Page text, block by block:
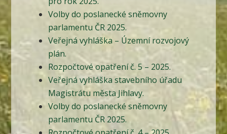
Volby do poslanecké sněmovny
parlamentu ČR 2025.
Veřejná vyhláška – Územní rozvojový
plán.
Rozpočtové opatření č. 5 – 2025.
Veřejná vyhláška stavebního úřadu
Magistrátu města Jihlavy.
Volby do poslanecké sněmovny
parlamentu ČR 2025.